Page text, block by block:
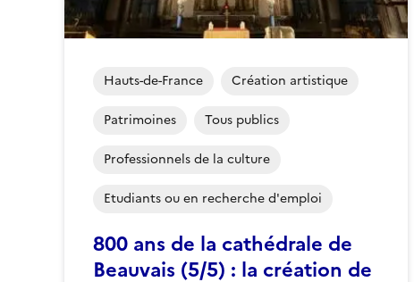
800 ans de la cathédrale de
Beauvais (5/5) : la création de
Hauts-de-France Création artistique
Patrimoines Tous publics
Professionnels de la culture
Etudiants ou en recherche d'emploi